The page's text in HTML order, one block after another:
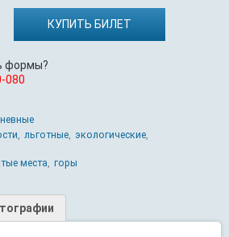
КУПИТЬ БИЛЕТ
формы?
080
льготные экологические
места горы